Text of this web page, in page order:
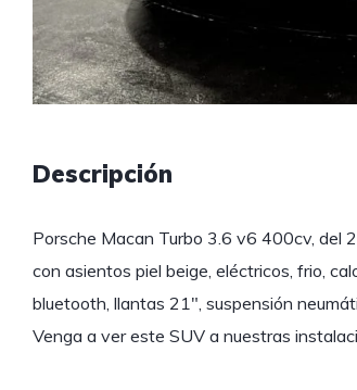
Descripción
Porsche Macan Turbo 3.6 v6 400cv, del
con asientos piel beige, eléctricos, frio,
bluetooth, llantas 21″, suspensión
Venga a ver este SUV a nuestras